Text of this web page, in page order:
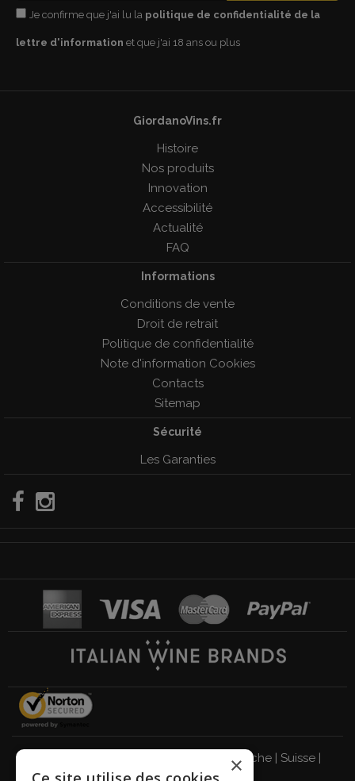
Je confirme que j'ai lu la politique de confidentialité de la
lettre d'information et que j'ai 18 ans ou plus
GiordanoVins.fr
Histoire
Nos produits
Innovation
Accessibilité
Actualité
FAQ
Informations
Conditions de vente
Droit de retrait
Politique de confidentialité
Note d'information Cookies
Contacts
Sitemap
Sécurité
Les Garanties
Autriche| Suisse|
×